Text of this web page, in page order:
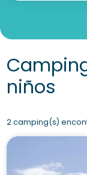
niños
2 camping(s)